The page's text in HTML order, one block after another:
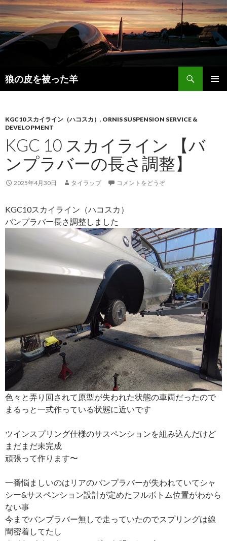
狼の皮を被った羊
検
索
ン
ツ
へ
移
動
KGC10 スカイライン（ハコスカ） , ORNIS SUSPENSION SERVICE &
DEVELOPMENT
KGC 10 スカイライン 【バ
ンプラバーの長さ調整】
2025年4月30日 タイラップ コメントをどうぞ
KGC10スカイライン（ハコスカ）
バンプラバー長さ調整しました
色々と弄り回されて原型が失われた状態の車両だったので
まるっと一式作っている状態に近いです
ツインスプリング仕様のサスペンションを組み込んだけど
まだまだ未完成
頑張って作ります〜
一番悩ましいのはリアのバンプラバーが失われていてシャ
シー&サスペンション設計が定めたフルボトム位置がわから
ない事
今までバンプラバー無しで走っていたのでスプリングは線
間密着してたし